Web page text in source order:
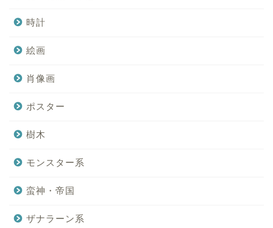
時計
絵画
肖像画
ポスター
樹木
モンスター系
蛮神・帝国
ザナラーン系